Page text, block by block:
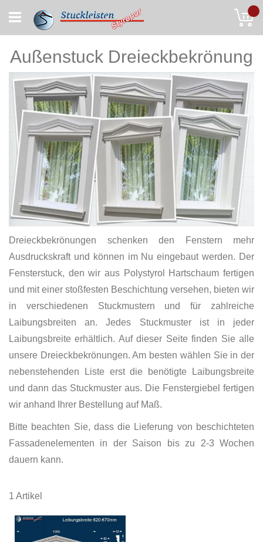
to
Content
Außenstuck Dreieckbekrönung
Dreieckbekrönungen schenken den Fenstern mehr
Ausdruckskraft und können im Nu eingebaut werden. Der
Fensterstuck, den wir aus Polystyrol Hartschaum fertigen
und mit einer stoßfesten Beschichtung versehen, bieten wir
in verschiedenen Stuckmustern und für zahlreiche
Laibungsbreiten an. Jedes Stuckmuster ist in jeder
Laibungsbreite erhältlich. Auf dieser Seite finden Sie alle
unsere Dreieckbekrönungen. Am besten wählen Sie in der
nebenstehenden Liste erst die benötigte Laibungsbreite
und dann das Stuckmuster aus. Die Fenstergiebel fertigen
wir anhand Ihrer Bestellung auf Maß.
Bitte beachten Sie, dass die Lieferung von beschichteten
Fassadenelementen in der Saison bis zu 2-3 Wochen
dauern kann.
1 Artikel